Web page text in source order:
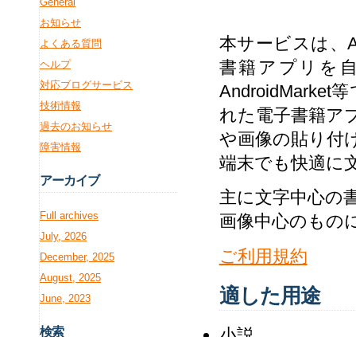
本サービスは、
書籍アプリを
AndroidMarket
れた電子書籍ア
や画像の貼り付
端末でも快適に
主に文字中心の
画像中心のもの
ご利用規約
適した用途
お知らせ
よくある質問
ヘルプ
対応ブログサービス
技術情報
過去のお知らせ
障害情報
アーカイブ
Full archives
July, 2026
December, 2025
August, 2025
June, 2023
検索